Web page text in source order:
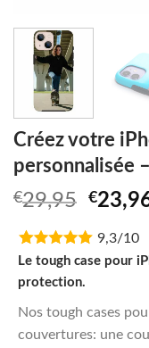
Créez votre
personnalisée
€29,95
was:
€
9,3/10
Le tough case pour
protection.
Nos tough cases
couvertures: une